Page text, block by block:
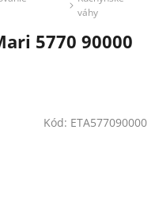
váhy
5770 90000
Kód: ETA577090000